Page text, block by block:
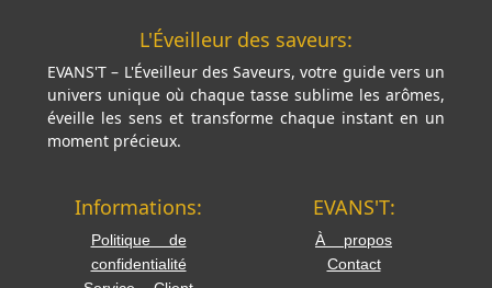
L'Éveilleur des saveurs:
EVANS'T – L'Éveilleur des Saveurs, votre guide vers un
univers unique où chaque tasse sublime les arômes,
éveille les sens et transforme chaque instant en un
moment précieux.
Informations:
Politique de
confidentialité
EVANS'T:
À propos
Contact